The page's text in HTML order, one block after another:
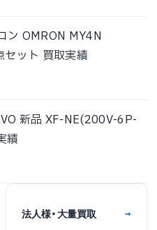
ン OMRON MY4N
ット 買取実績
新品 XF-NE(200V-6P-
績
法人様・大量買取 →